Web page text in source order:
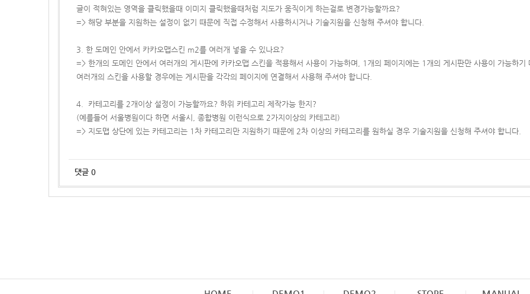
글이 적혀있는 영역을 클릭했을때 이미지 클릭했을때처럼 지도가 움직이게 하는걸로 변경가능할까요?
=> 해당 부분을 지원하는 설정이 없기 때문에 직접 수정해서 사용하시거나 기술지원을 신청해 주셔야 합니다.
3. 한 도메인 안에서 카카오맵스킨 m2를 여러개 넣을 수 있나요?
=> 한개의 도메인 안에서 여러개의 게시판에 카카오맵 스킨을 적용해서 사용이 가능하며, 1개의 페이지에는 1개의 게시판만 사용이 가능하기
여러개의 스킨을 사용할 경우에는 게시판을 각각의 페이지에 연결해서 사용해 주셔야 합니다.
4. 카테고리를 2개이상 설정이 가능할까요? 하위 카테고리 제작가능 한지?
(예를들어 서울병원이다 하면 서울시, 종합병원 이런식으로 2가지이상의 카테고리)
=> 지도맵 상단에 있는 카테고리는 1차 카테고리만 지원하기 때문에 2차 이상의 카테고리를 원하실 경우 기술지원을 신청해 주셔야 합니다.
댓글 0